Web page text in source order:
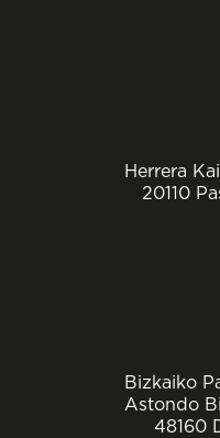
Herrera
20110
Bizkaiko
Astondo
48160